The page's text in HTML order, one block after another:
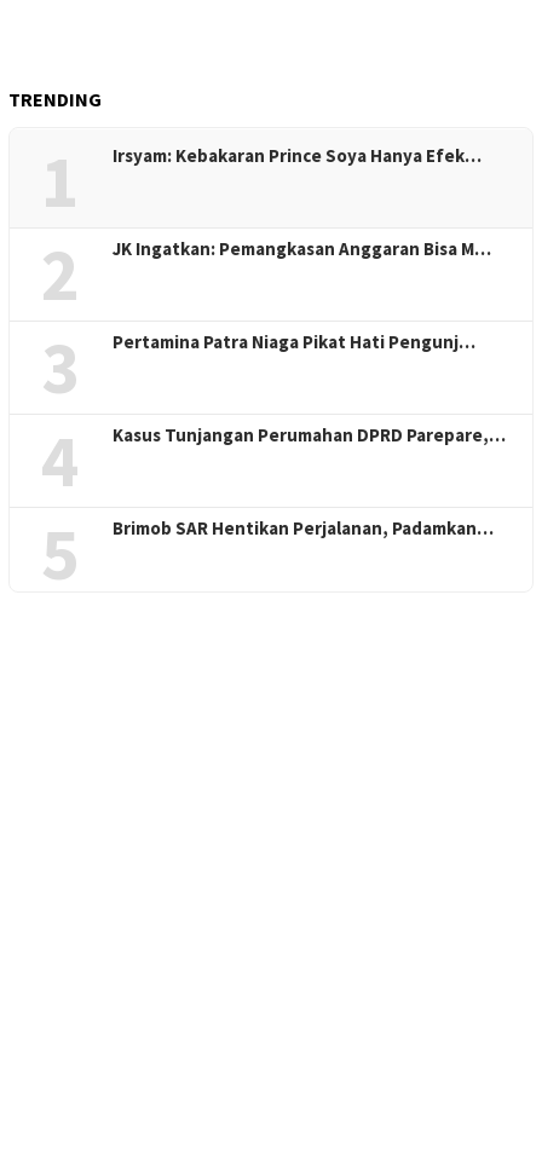
TRENDING
1 Irsyam: Kebakaran Prince Soya Hanya Efek…
2 JK Ingatkan: Pemangkasan Anggaran Bisa M…
3 Pertamina Patra Niaga Pikat Hati Pengunj…
4 Kasus Tunjangan Perumahan DPRD Parepare,…
5 Brimob SAR Hentikan Perjalanan, Padamkan…